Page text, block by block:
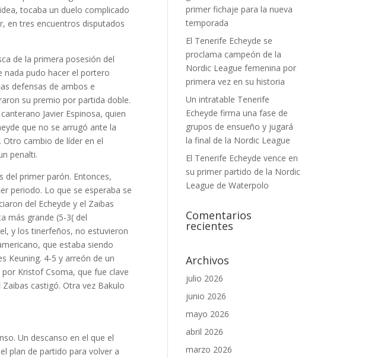
tocaba un duelo complicado
en tres encuentros disputados
de la primera posesión del
nada pudo hacer el portero
defensas de ambos e
su premio por partida doble.
Javier Espinosa, quien
que no se arrugó ante la
cambio de líder en el
penalti.
del primer parón. Entonces,
periodo. Lo que se esperaba se
del Echeyde y el Zaibas
más grande (5-3( del
y los tinerfeños, no estuvieron
que estaba siendo
Keuning. 4-5 y arreón de un
Kristof Csoma, que fue clave
castigó. Otra vez Bakulo
Un descanso en el que el
plan de partido para volver a
primer fichaje para la nueva
temporada
El Tenerife Echeyde se
proclama campeón de la
Nordic League femenina por
primera vez en su historia
Un intratable Tenerife
Echeyde firma una fase de
grupos de ensueño y jugará
la final de la Nordic League
El Tenerife Echeyde vence en
su primer partido de la Nordic
League de Waterpolo
Comentarios
recientes
Archivos
julio 2026
junio 2026
mayo 2026
abril 2026
marzo 2026